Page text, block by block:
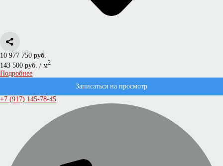
10 977 750 руб.
143 500 руб. / м2
Подробнее
Записаться на просмотр
+7 (917) 145-78-45